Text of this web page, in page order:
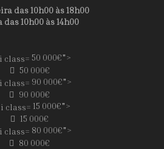
das 10h00 às 18h00
das 10h00 às 14h00
50 000€">
50 000€
90 000€">
90 000€
15 000€">
15 000€
80 000€">
80 000€